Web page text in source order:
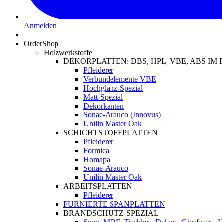
Anmelden
OrderShop
Holzwerkstoffe
DEKORPLATTEN: DBS, HPL, VBE, ABS IM
Pfleiderer
Verbundelemente VBE
Hochglanz-Spezial
Matt-Spezial
Dekorkanten
Sonae-Arauco (Innovus)
Unilin Master Oak
SCHICHTSTOFFPLATTEN
Pfleiderer
Formica
Homapal
Sonae-Arauco
Unilin Master Oak
ARBEITSPLATTEN
Pfleiderer
FURNIERTE SPANPLATTEN
BRANDSCHUTZ-SPEZIAL